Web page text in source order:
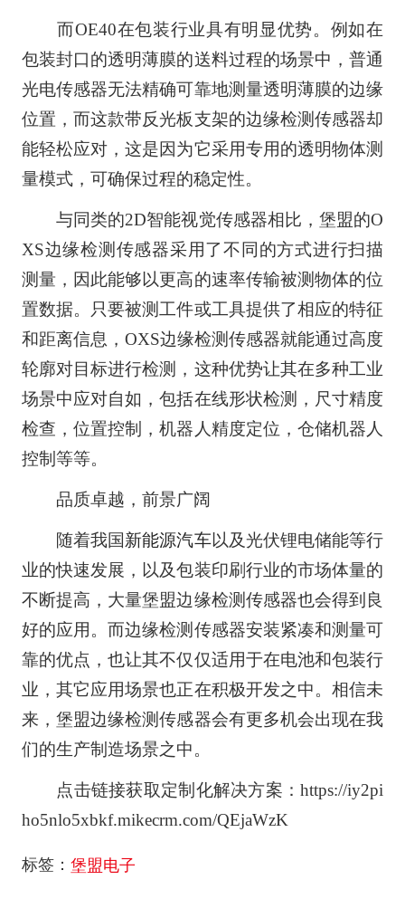
而OE40在包装行业具有明显优势。例如在
包装封口的透明薄膜的送料过程的场景中，普通
光电传感器无法精确可靠地测量透明薄膜的边缘
位置，而这款带反光板支架的边缘检测传感器却
能轻松应对，这是因为它采用专用的透明物体测
量模式，可确保过程的稳定性。
与同类的2D智能视觉传感器相比，堡盟的O
XS边缘检测传感器采用了不同的方式进行扫描
测量，因此能够以更高的速率传输被测物体的位
置数据。只要被测工件或工具提供了相应的特征
和距离信息，OXS边缘检测传感器就能通过高度
轮廓对目标进行检测，这种优势让其在多种工业
场景中应对自如，包括在线形状检测，尺寸精度
检查，位置控制，机器人精度定位，仓储机器人
控制等等。
品质卓越，前景广阔
随着我国新能源汽车以及光伏锂电储能等行
业的快速发展，以及包装印刷行业的市场体量的
不断提高，大量堡盟边缘检测传感器也会得到良
好的应用。而边缘检测传感器安装紧凑和测量可
靠的优点，也让其不仅仅适用于在电池和包装行
业，其它应用场景也正在积极开发之中。相信未
来，堡盟边缘检测传感器会有更多机会出现在我
们的生产制造场景之中。
点击链接获取定制化解决方案：https://iy2pi
ho5nlo5xbkf.mikecrm.com/QEjaWzK
标签： 堡盟电子